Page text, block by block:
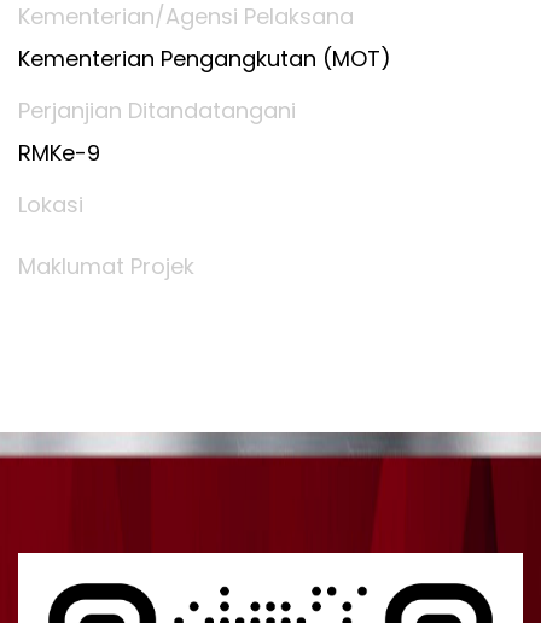
Kementerian/Agensi Pelaksana
Kementerian Pengangkutan (MOT)
Perjanjian Ditandatangani
RMKe-9
Lokasi
Maklumat Projek